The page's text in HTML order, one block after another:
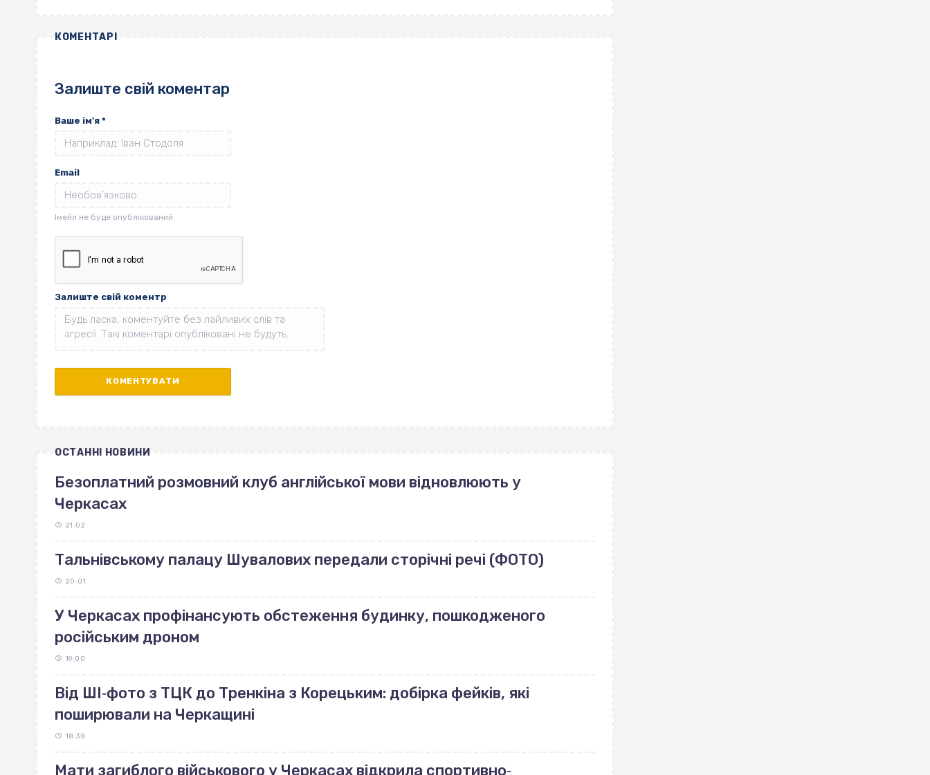
КОМЕНТАРІ
Залиште свій коментар
Ваше ім'я *
Email
Залиште свій коментр
ОСТАННІ НОВИНИ
Безоплатний розмовний клуб англійської мови відновлюють у
Черкасах
21:02
Тальнівському палацу Шувалових передали сторічні речі (ФОТО)
20:01
У Черкасах профінансують обстеження будинку, пошкодженого
російським дроном
19:00
Від ШІ‐фото з ТЦК до Тренкіна з Корецьким: добірка фейків, які
поширювали на Черкащині
18:38
Мати загиблого військового у Черкасах відкрила спортивно‐